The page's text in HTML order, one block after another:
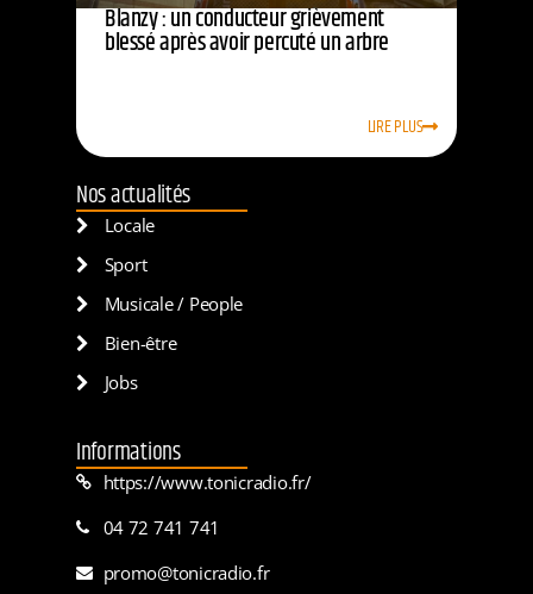
Blanzy : un conducteur grièvement
blessé après avoir percuté un arbre
LIRE PLUS
Nos actualités
Locale
Sport
Musicale / People
Bien-être
Jobs
Informations
https://www.tonicradio.fr/
04 72 741 741
promo@tonicradio.fr